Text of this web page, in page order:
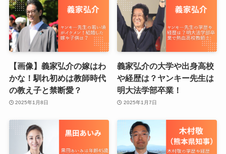
【画像】義家弘介の嫁はわ
かな！馴れ初めは教師時代
の教え子と禁断愛？
2025年1月8日
義家弘介の大学や出身高校
や経歴は？ヤンキー先生は
明大法学部卒業！
2025年1月7日